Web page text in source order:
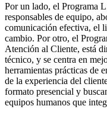
Por un lado, el Programa
responsables de equipo,
comunicación efectiva, el
cambio. Por otro, el
Atención al Cliente, está
técnico, y se centra en
herramientas prácticas de
de la experiencia del
formato presencial y
equipos humanos que